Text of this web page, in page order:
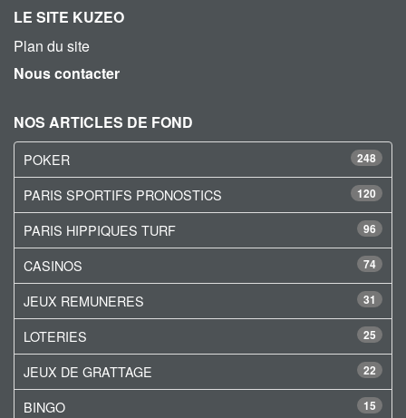
LE SITE KUZEO
Plan du site
Nous contacter
NOS ARTICLES DE FOND
248
POKER
120
PARIS SPORTIFS PRONOSTICS
96
PARIS HIPPIQUES TURF
74
CASINOS
31
JEUX REMUNERES
25
LOTERIES
22
JEUX DE GRATTAGE
15
BINGO